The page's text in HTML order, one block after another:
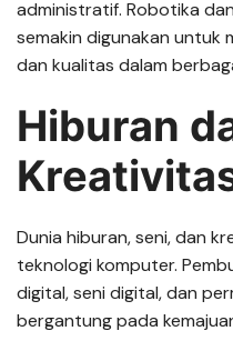
administratif. Robotika
semakin digunakan untuk
dan kualitas dalam
Hiburan
Dunia hiburan, seni, dan
teknologi komputer.
digital, seni digital, dan
bergantung pada